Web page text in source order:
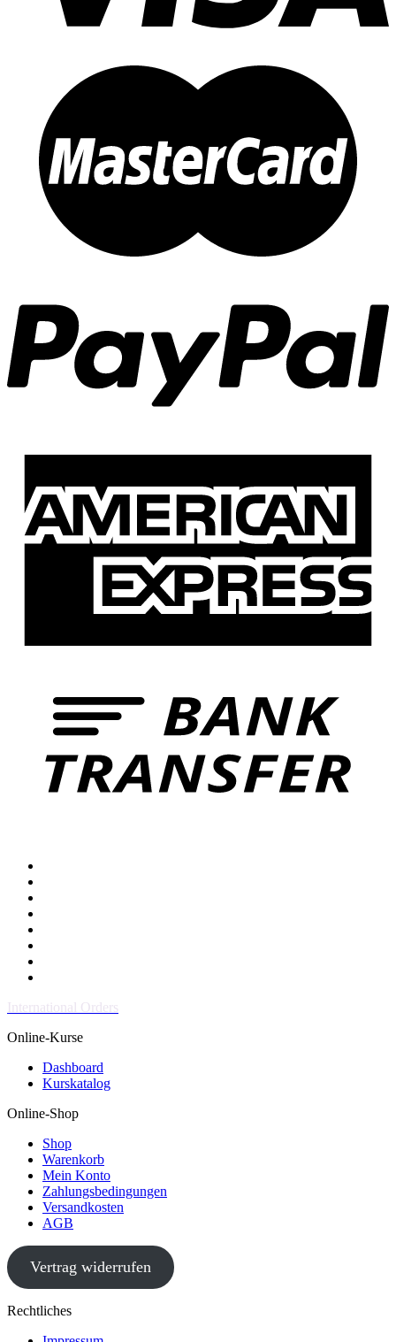
International Orders
Online-Kurse
Dashboard
Kurskatalog
Online-Shop
Shop
Warenkorb
Mein Konto
Zahlungsbedingungen
Versandkosten
AGB
Vertrag widerrufen
Rechtliches